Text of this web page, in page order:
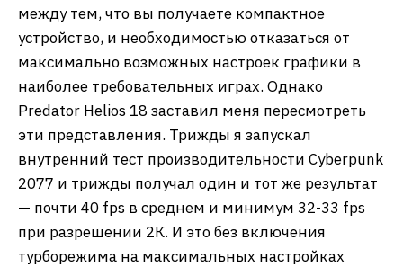
между тем, что вы получаете компактное
устройство, и необходимостью отказаться от
максимально возможных настроек графики в
наиболее требовательных играх. Однако
Predator Helios 18 заставил меня пересмотреть
эти представления. Трижды я запускал
внутренний тест производительности Cyberpunk
2077 и трижды получал один и тот же результат
— почти 40 fps в среднем и минимум 32-33 fps
при разрешении 2К. И это без включения
турборежима на максимальных настройках